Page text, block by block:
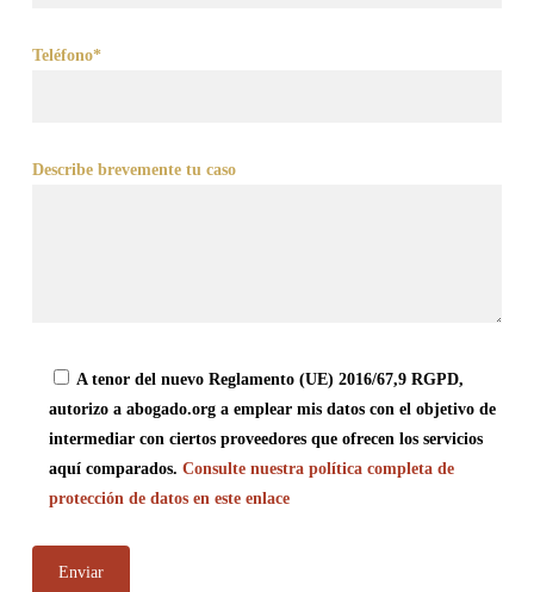
Teléfono*
Describe brevemente tu caso
A tenor del nuevo Reglamento (UE) 2016/67,9 RGPD,
autorizo a abogado.org a emplear mis datos con el objetivo de
intermediar con ciertos proveedores que ofrecen los servicios
aquí comparados. Consulte nuestra política completa de
protección de datos en este enlace